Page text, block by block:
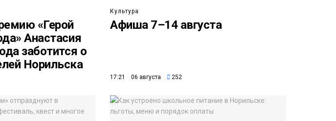
«Герой
Анастасия
заботится о
Норильска
Культура
Афиша 7–14 августа
17:21 06 августа 252